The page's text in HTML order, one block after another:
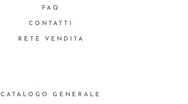
FAQ
CONTATTI
RETE VENDITA
CATALOGO GENERALE